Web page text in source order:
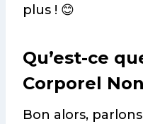
plus ! 😊
Qu’est-ce
Corporel
Bon alors,